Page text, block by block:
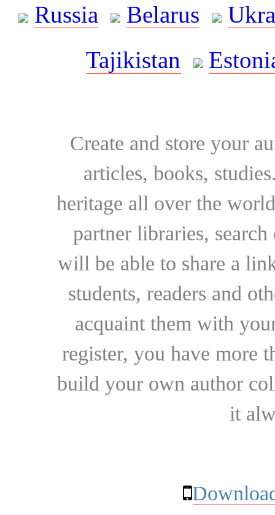
Russia
Belarus
Tajikistan
Create and store your
articles, books,
heritage all over the
partner libraries,
will be able to share a
students, readers and
acquaint them with
register, you have more
build your own author
it